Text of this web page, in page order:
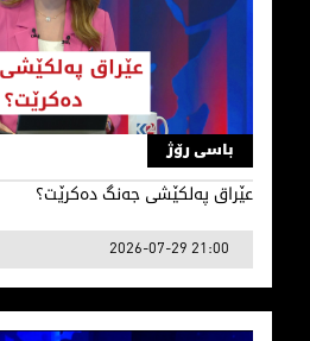
عێراق په‌لكێشی جه‌نگ ده‌كرێت؟
باسی رۆژ
عێراق په‌لكێشی جه‌نگ ده‌كرێت؟
2026-07-29 21:00